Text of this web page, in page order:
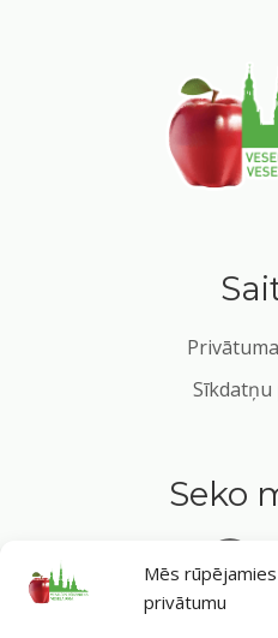
Mēs
privātumu
Seko